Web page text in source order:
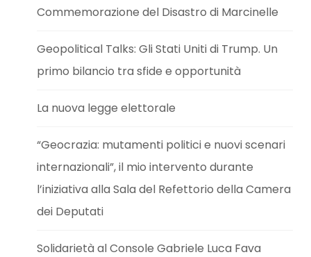
Commemorazione del Disastro di Marcinelle
Geopolitical Talks: Gli Stati Uniti di Trump. Un
primo bilancio tra sfide e opportunità
La nuova legge elettorale
“Geocrazia: mutamenti politici e nuovi scenari
internazionali”, il mio intervento durante
l’iniziativa alla Sala del Refettorio della Camera
dei Deputati
Solidarietà al Console Gabriele Luca Fava